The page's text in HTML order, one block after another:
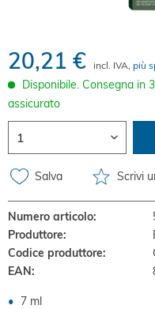
20,21 € incl. IVA, più
Disponibile. Consegna in
assicurato
Salva Scrivi
Numero articolo:
Produttore:
Codice produttore:
EAN:
7 ml